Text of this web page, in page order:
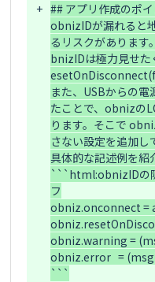
+ ## アプリ作成のポ
obnizIDが漏れると
るリスクがあります
bnizIDは極力見せ
また、USBからの
たことで、obnizの
ります。そこで
さない設定を追加し
具体的な記述例を紹
```html:obnizIDの
フ
obniz.onconnect =
obniz.warning =
obniz.error   =
```